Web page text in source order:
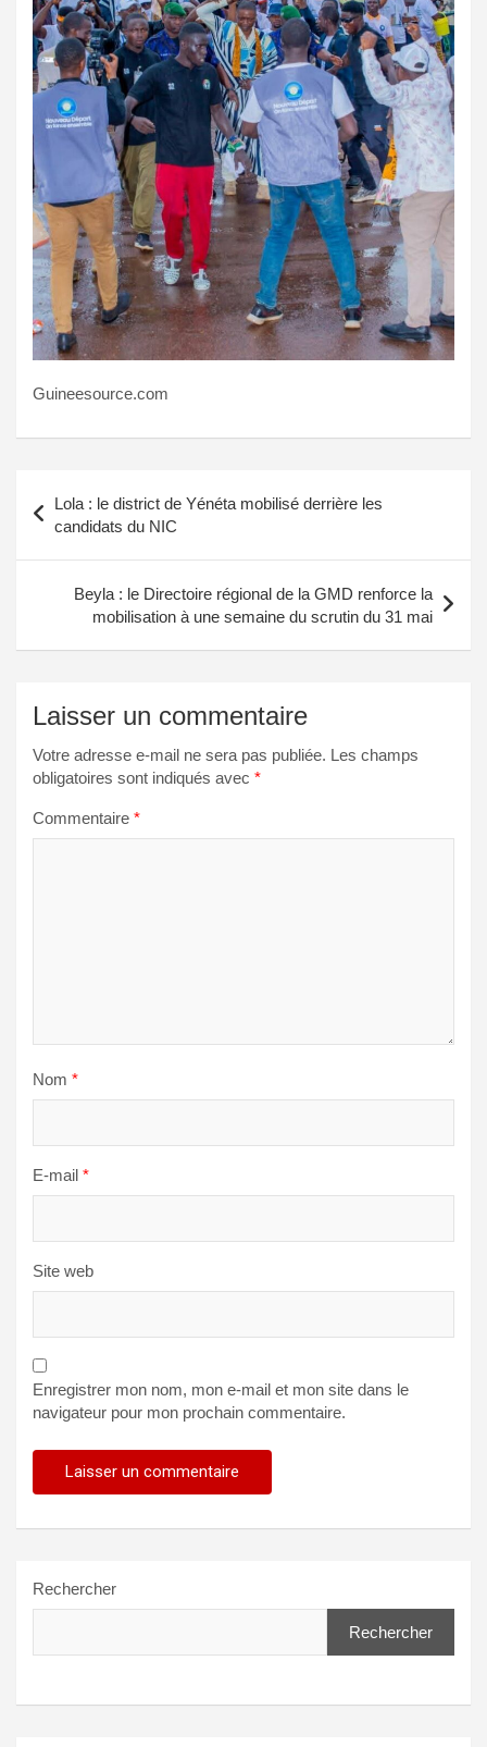
Guineesource.com
de
l’article
Lola : le district de Yénéta mobilisé derrière les
candidats du NIC
Beyla : le Directoire régional de la GMD renforce la
mobilisation à une semaine du scrutin du 31 mai
Laisser un commentaire
Votre adresse e-mail ne sera pas publiée. Les champs
obligatoires sont indiqués avec *
Commentaire *
Nom *
E-mail *
Site web
Enregistrer mon nom, mon e-mail et mon site dans le
navigateur pour mon prochain commentaire.
Rechercher
Rechercher